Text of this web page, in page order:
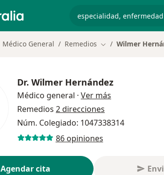
Médico General Remedios Cambiar de ciudad
Wilmer
Dr. Wilmer Hernández
Médico general · Ver más
Remedios 2 direcciones
Núm. Colegiado: 1047338314
86 opiniones
Agendar cita